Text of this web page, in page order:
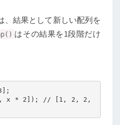
、結果として新しい配列を
はその結果を1段階だけ
x * 2]); // [1, 2, 2,